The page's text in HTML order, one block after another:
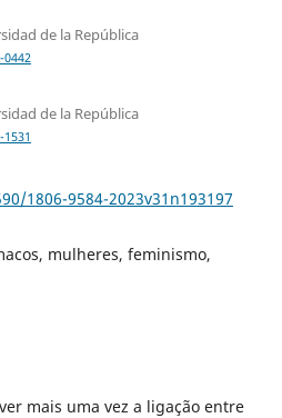
de la República
de la República
1806-9584-2023v31n193197
mulheres, feminismo,
mais uma vez a ligação entre